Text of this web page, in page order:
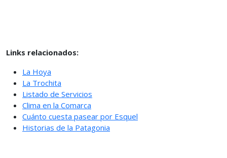
Links relacionados:
La Hoya
La Trochita
Listado de Servicios
Clima en la Comarca
Cuánto cuesta pasear por Esquel
Historias de la Patagonia